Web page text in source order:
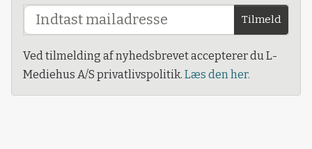
Tilmeld
Ved tilmelding af nyhedsbrevet accepterer du L-
Mediehus A/S privatlivspolitik. Læs den her.